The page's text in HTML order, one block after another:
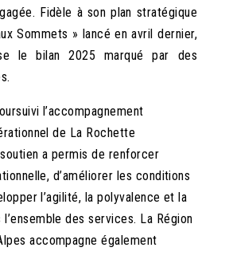
Fidèle à son plan stratégique
Sommets » lancé en avril dernier,
le bilan 2025 marqué par des
l’accompagnement
de La Rochette
a permis de renforcer
d’améliorer les conditions
l’agilité, la polyvalence et la
des services. La Région
accompagne également